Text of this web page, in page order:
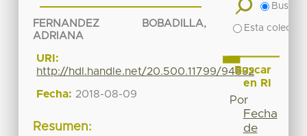
FERNANDEZ BOBADILLA,
ADRIANA
URI:
http://hdl.handle.net/20.500.11799/94832
Fecha: 2018-08-09
Resumen:
Buscar
Esta
Buscar
en RI
Por
Fecha
de